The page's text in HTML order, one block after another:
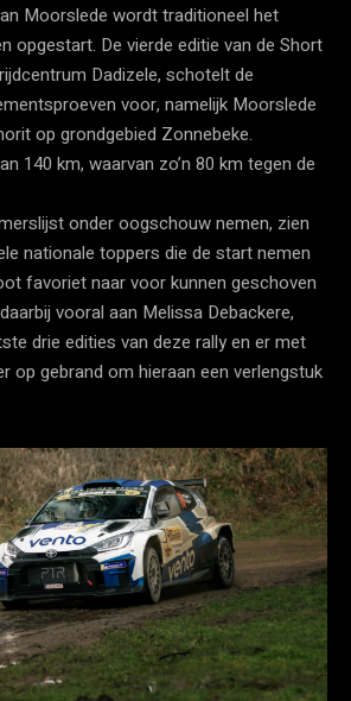
Moorslede wordt traditioneel het
opgestart. De vierde editie van de Short
Dadizele, schotelt de
voor, namelijk Moorslede
op grondgebied Zonnebeke.
140 km, waarvan zo’n 80 km tegen de
onder oogschouw nemen, zien
nationale toppers die de start nemen
favoriet naar voor kunnen geschoven
vooral aan Melissa Debackere,
drie edities van deze rally en er met
op gebrand om hieraan een verlengstuk